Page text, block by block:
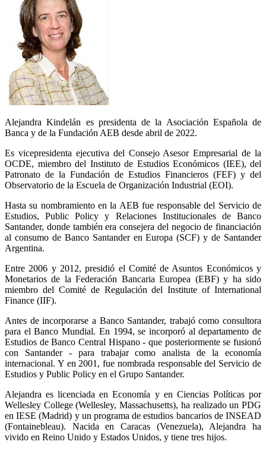
Alejandra Kindelán es presidenta de la Asociación Española de
Banca y de la Fundación AEB desde abril de 2022.
Es vicepresidenta ejecutiva del Consejo Asesor Empresarial de la
OCDE, miembro del Instituto de Estudios Económicos (IEE), del
Patronato de la Fundación de Estudios Financieros (FEF) y del
Observatorio de la Escuela de Organización Industrial (EOI).
Hasta su nombramiento en la AEB fue responsable del Servicio de
Estudios, Public Policy y Relaciones Institucionales de Banco
Santander, donde también era consejera del negocio de financiación
al consumo de Banco Santander en Europa (SCF) y de Santander
Argentina.
Entre 2006 y 2012, presidió el Comité de Asuntos Económicos y
Monetarios de la Federación Bancaria Europea (EBF) y ha sido
miembro del Comité de Regulación del Institute of International
Finance (IIF).
Antes de incorporarse a Banco Santander, trabajó como consultora
para el Banco Mundial. En 1994, se incorporó al departamento de
Estudios de Banco Central Hispano - que posteriormente se fusionó
con Santander - para trabajar como analista de la economía
internacional. Y en 2001, fue nombrada responsable del Servicio de
Estudios y Public Policy en el Grupo Santander.
Alejandra es licenciada en Economía y en Ciencias Políticas por
Wellesley College (Wellesley, Massachusetts), ha realizado un PDG
en IESE (Madrid) y un programa de estudios bancarios de INSEAD
(Fontainebleau). Nacida en Caracas (Venezuela), Alejandra ha
vivido en Reino Unido y Estados Unidos, y tiene tres hijos.